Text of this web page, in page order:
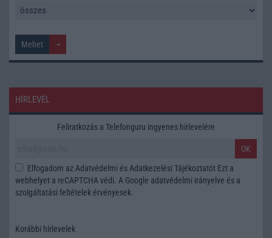
HÍRLEVÉL
Feliratkozás a Telefonguru ingyenes hírlevelére
OK
Elfogadom az Adatvédelmi és Adatkezelési Tájékoztatót Ezt a
webhelyet a reCAPTCHA védi. A Google adatvédelmi irányelve és a
szolgáltatási feltételek érvényesek.
Korábbi hírlevelek